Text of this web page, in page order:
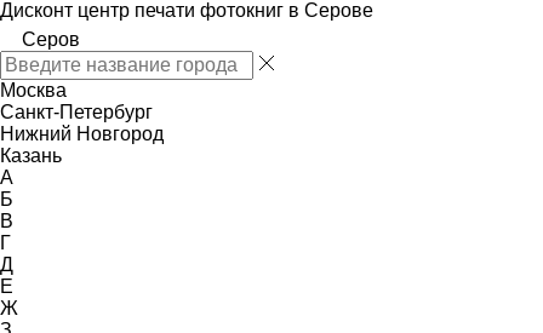
Дисконт центр печати фотокниг в Серове
Серов
Москва
Санкт-Петербург
Нижний Новгород
Казань
А
Б
В
Г
Д
Е
Ж